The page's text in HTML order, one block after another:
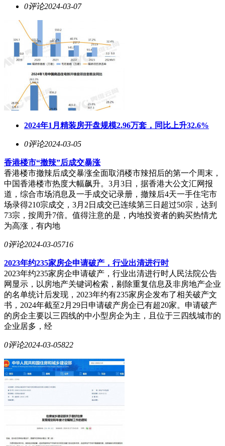
0评论2024-03-07
2024年1月精装房开盘规模2.96万套，同比上升32.6%
0评论2024-03-05
香港楼市“撤辣”后成交暴涨
香港楼市撤辣后成交暴涨全面取消楼市辣招后的第一个周末，
中国香港楼市热度大幅飙升。3月3日，据香港大公文汇网报
道，综合市场消息及一手成交记录册，撤辣后4天一手住宅市
场录得210宗成交，3月2日成交已连续第三日超过50宗，达到
73宗，按周升7倍。值得注意的是，内地投资者的购买热情尤
为高涨，有内地
0评论2024-03-05716
2023年约235家房企申请破产，行业出清进行时
2023年约235家房企申请破产，行业出清进行时人民法院公告
网显示，以房地产关键词检索，剔除重复信息及非房地产企业
的名单统计后发现，2023年约有235家房企发布了相关破产文
书，2024年截至2月29日申请破产房企已有超20家。申请破产
的房企主要以三四线的中小型房企为主，且位于三四线城市的
企业居多，经
0评论2024-03-05822